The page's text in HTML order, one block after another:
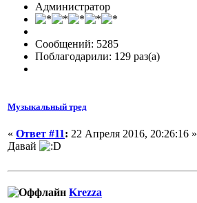
Администратор
Сообщений: 5285
Поблагодарили: 129 раз(а)
Музыкальный тред
« Ответ #11: 22 Апреля 2016, 20:26:16 »
Давай
Krezza